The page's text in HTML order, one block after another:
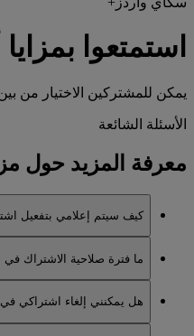
استمتعوا
يمكن للمشتركين الاختيار من
الأسئلة الشائعة
معرفة المزيد حول
كيف سيتم إعلامي بتفعيل
بمجرد دفع رسم
عبارة سكاي واردز+ إلى
ما فترة صلاحية الاشتراك
تجديد اشتراكات سكاي
هل يمكنني إلغاء اشتراكي